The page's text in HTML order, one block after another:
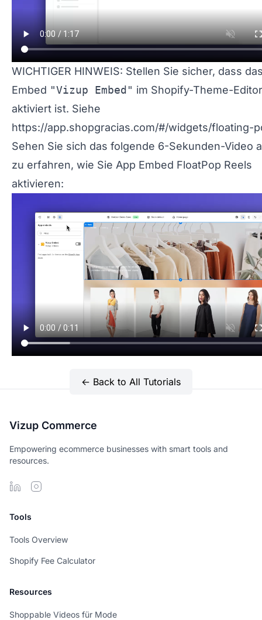
WICHTIGER HINWEIS: Stellen Sie sicher, dass
Embed "Vizup Embed" im Shopify-Theme-Editor
aktiviert ist. Siehe
https://app.shopgracias.com/#/widgets/floating-
Sehen Sie sich das folgende 6-Sekunden-Video
zu erfahren, wie Sie App Embed FloatPop Reels
aktivieren:
← Back to All Tutorials
Vizup Commerce
Empowering ecommerce businesses with smart tools and
resources.
Tools
Tools Overview
Shopify Fee Calculator
Resources
Shoppable Videos für Mode